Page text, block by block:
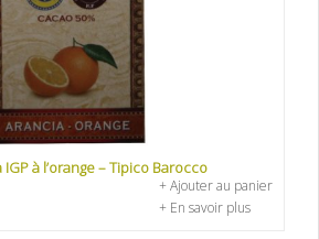
à l’orange – Tipico Barocco
+ Ajouter au panier
+ En savoir plus